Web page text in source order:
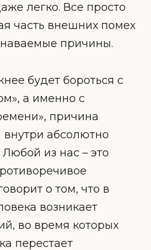
легко. Все просто
часть внешних помех
причины.
будет бороться с
а именно с
причина
внутри абсолютно
из нас – это
о том, что в
возникает
во время которых
перестает